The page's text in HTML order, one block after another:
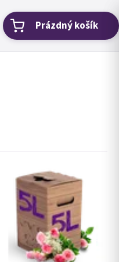
Nákupní
Prázdný košík